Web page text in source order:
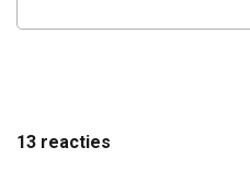
13 reacties